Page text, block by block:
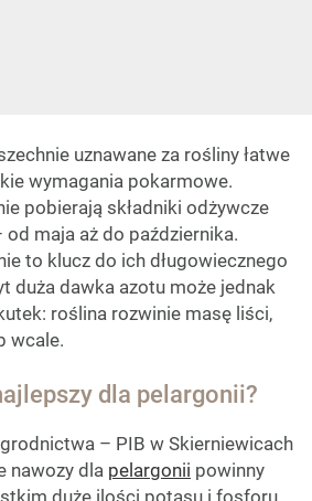
uznawane za rośliny łatwe
wymagania pokarmowe.
pobierają składniki odżywcze
maja aż do października.
to klucz do ich długowiecznego
duża dawka azotu może jednak
roślina rozwinie masę liści,
wcale.
dla pelargonii?
– PIB w Skierniewicach
nawozy dla pelargonii powinny
duże ilości potasu i fosforu.